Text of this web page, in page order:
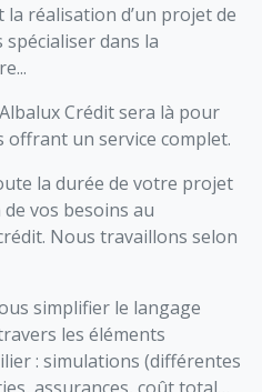
réalisation d’un projet de
dans la
Albalux Crédit sera là pour
offrant un service complet.
la durée de votre projet
vos besoins au
Nous travaillons selon
simplifier le langage
les éléments
: simulations (différentes